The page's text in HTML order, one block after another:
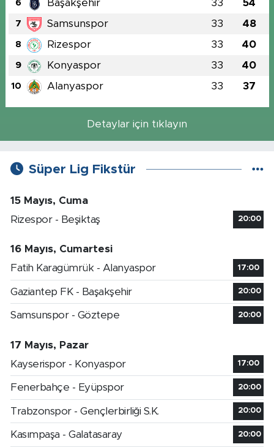
6 Başakşehir 33 54
7 Samsunspor 33 48
8 Rizespor 33 40
9 Konyaspor 33 40
10 Alanyaspor 33 37
Detaylar için tıklayın
Süper Lig Fikstür
15 Mayıs, Cuma
Rizespor - Beşiktaş
20:00
16 Mayıs, Cumartesi
Fatih Karagümrük - Alanyaspor
17:00
Gaziantep FK - Başakşehir 20:00
Samsunspor - Göztepe 20:00
17 Mayıs, Pazar
Kayserispor - Konyaspor
17:00
Fenerbahçe - Eyüpspor 20:00
Trabzonspor - Gençlerbirliği S.K. 20:00
Kasımpaşa - Galatasaray 20:00